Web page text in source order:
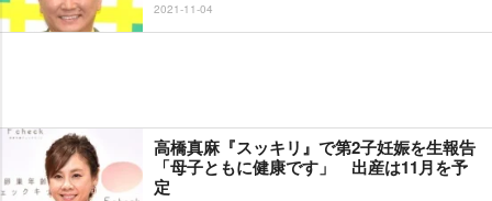
2021-11-04
高橋真麻『スッキリ』で第2子妊娠を生報告
「母子ともに健康です」 出産は11月を予
定